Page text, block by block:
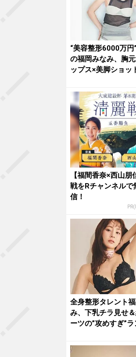
“美容整形6000万円
の福岡みなみ、胸
ップス×美脚ショッ
【福間香奈×西山朋
戦をRチャンネルで
信！
全身整形タレント
み、下乳チラ見せ
ーツの”攻めすぎ”ラ